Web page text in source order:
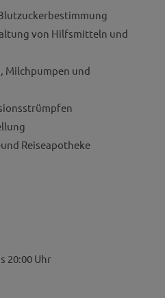
von Hilfsmitteln und
Milchpumpen und
Reiseapotheke
20:00 Uhr